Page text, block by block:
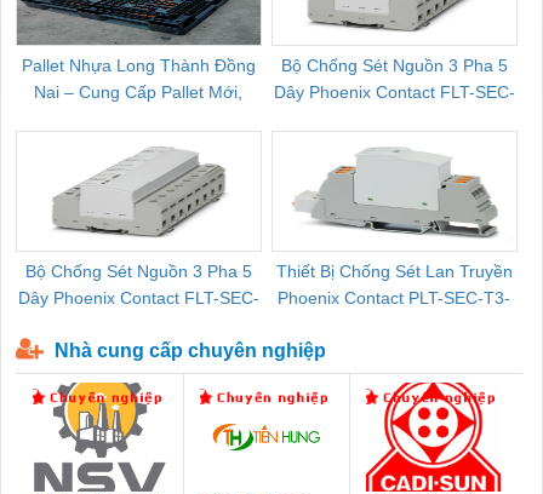
Pallet Nhựa Long Thành Đồng
Nai – Cung Cấp Pallet Mới,
Bộ Chống Sét Nguồn 3 Pha 5
Dây Phoenix Contact FLT-SEC-
Bộ Chống Sét Nguồn 3 Pha 5
Dây Phoenix Contact FLT-SEC-
Thiết Bị Chống Sét Lan Truyền
Phoenix Contact PLT-SEC-T3-
Nhà cung cấp chuyên nghiệp